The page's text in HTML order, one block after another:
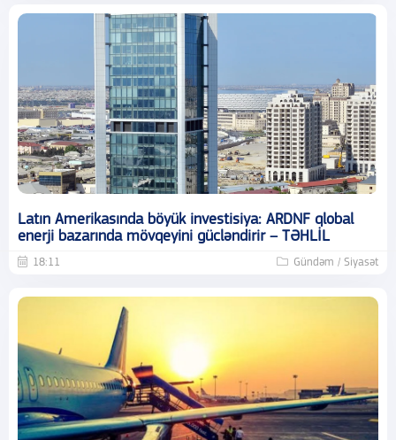
Latın Amerikasında böyük investisiya: ARDNF qlobal
enerji bazarında mövqeyini gücləndirir – TƏHLİL
18:11 Gündəm / Siyasət